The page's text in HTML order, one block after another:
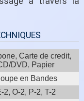
Carte de credit,
DVD, Papier
en Bandes
2, O-2, P-2, T-2